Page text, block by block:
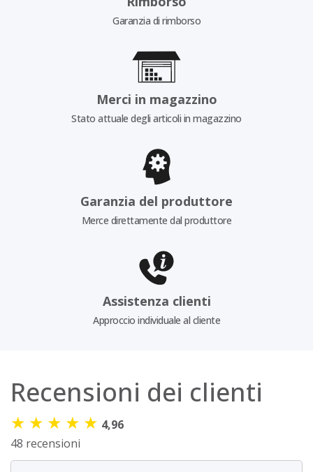
Garanzia di rimborso
Merci in magazzino
Stato attuale degli articoli in magazzino
Garanzia del produttore
Merce direttamente dal produttore
Assistenza clienti
Approccio individuale al cliente
Recensioni dei clienti
★ ★ ★ ★ ★ 4,96
48 recensioni